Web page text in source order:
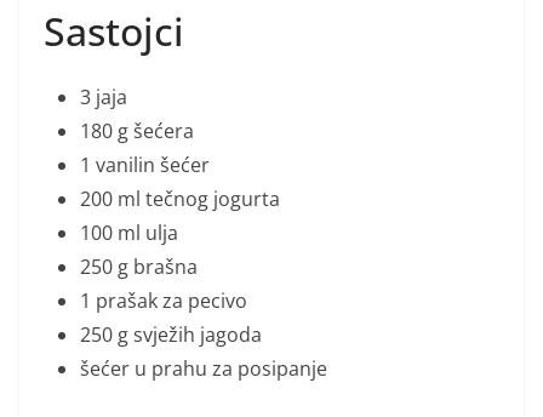
Sastojci
3 jaja
180 g šećera
1 vanilin šećer
200 ml tečnog jogurta
100 ml ulja
250 g brašna
1 prašak za pecivo
250 g svježih jagoda
šećer u prahu za posipanje